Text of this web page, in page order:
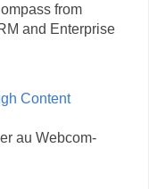
from
and Enterprise
Content
au Webcom-